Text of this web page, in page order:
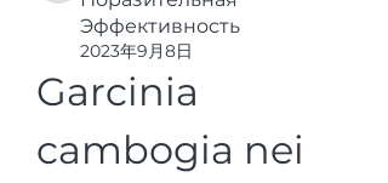
Эффективность
2023年9月8日
Garcinia
cambogia nei